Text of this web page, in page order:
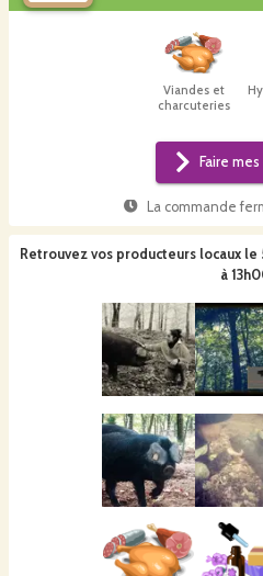
Viandes et
charcuteries
Faire
La commande
Retrouvez vos producteurs locaux le
à